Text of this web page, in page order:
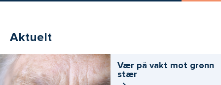
Aktuelt
Vær på vakt mot grønn
stær